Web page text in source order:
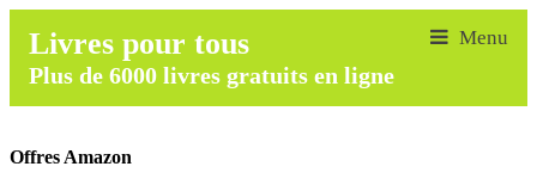
Livres pour tous
Plus de 6000 livres gratuits en ligne
Offres Amazon